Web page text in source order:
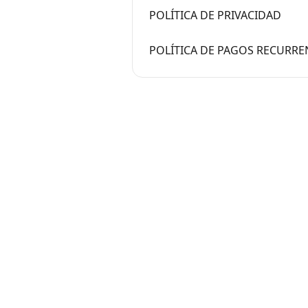
POLÍTICA DE PRIVACIDAD
POLÍTICA DE PAGOS